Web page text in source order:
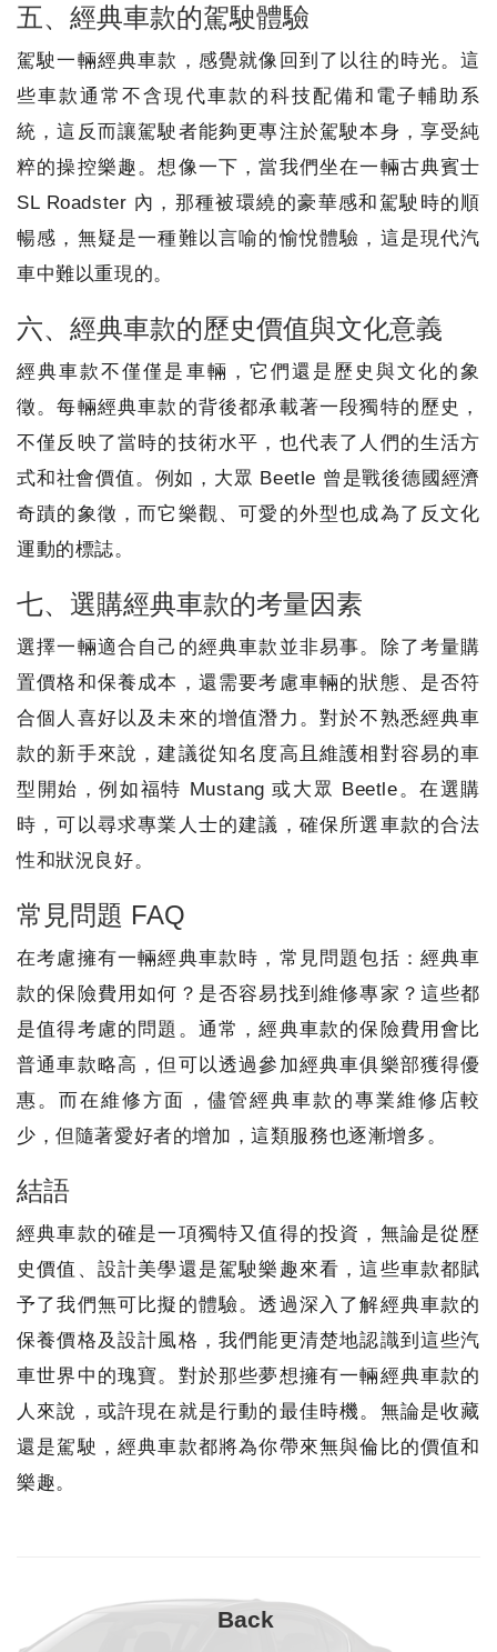
五、經典車款的駕駛體驗
駕駛一輛經典車款，感覺就像回到了以往的時光。這
些車款通常不含現代車款的科技配備和電子輔助系
統，這反而讓駕駛者能夠更專注於駕駛本身，享受純
粹的操控樂趣。想像一下，當我們坐在一輛古典賓士
SL Roadster 內，那種被環繞的豪華感和駕駛時的順
暢感，無疑是一種難以言喻的愉悅體驗，這是現代汽
車中難以重現的。
六、經典車款的歷史價值與文化意義
經典車款不僅僅是車輛，它們還是歷史與文化的象
徵。每輛經典車款的背後都承載著一段獨特的歷史，
不僅反映了當時的技術水平，也代表了人們的生活方
式和社會價值。例如，大眾 Beetle 曾是戰後德國經濟
奇蹟的象徵，而它樂觀、可愛的外型也成為了反文化
運動的標誌。
七、選購經典車款的考量因素
選擇一輛適合自己的經典車款並非易事。除了考量購
置價格和保養成本，還需要考慮車輛的狀態、是否符
合個人喜好以及未來的增值潛力。對於不熟悉經典車
款的新手來說，建議從知名度高且維護相對容易的車
型開始，例如福特 Mustang 或大眾 Beetle。在選購
時，可以尋求專業人士的建議，確保所選車款的合法
性和狀況良好。
常見問題 FAQ
在考慮擁有一輛經典車款時，常見問題包括：經典車
款的保險費用如何？是否容易找到維修專家？這些都
是值得考慮的問題。通常，經典車款的保險費用會比
普通車款略高，但可以透過參加經典車俱樂部獲得優
惠。而在維修方面，儘管經典車款的專業維修店較
少，但隨著愛好者的增加，這類服務也逐漸增多。
結語
經典車款的確是一項獨特又值得的投資，無論是從歷
史價值、設計美學還是駕駛樂趣來看，這些車款都賦
予了我們無可比擬的體驗。透過深入了解經典車款的
保養價格及設計風格，我們能更清楚地認識到這些汽
車世界中的瑰寶。對於那些夢想擁有一輛經典車款的
人來說，或許現在就是行動的最佳時機。無論是收藏
還是駕駛，經典車款都將為你帶來無與倫比的價值和
樂趣。